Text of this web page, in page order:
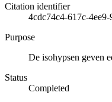
Citation identifier
4cdc74c4-617c-
Purpose
De isohypsen geven
Status
Completed